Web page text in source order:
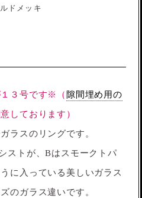
ドメッキ
３号です※（ 隙間埋め用の
しております）
ラスのリングです。
ストが、Bはスモークトパ
に入っている美しいガラス
のガラス違いです。